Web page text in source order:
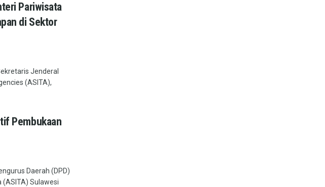
Pariwisata
di Sektor
Jenderal
(ASITA),
Pembukaan
Daerah (DPD)
(ASITA) Sulawesi